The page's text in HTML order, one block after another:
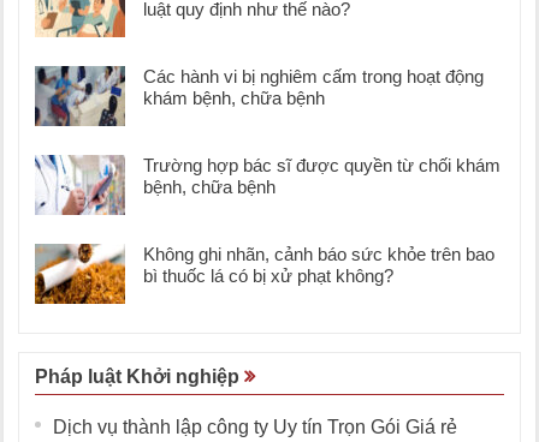
luật quy định như thế nào?
Các hành vi bị nghiêm cấm trong hoạt động
khám bệnh, chữa bệnh
Trường hợp bác sĩ được quyền từ chối khám
bệnh, chữa bệnh
Không ghi nhãn, cảnh báo sức khỏe trên bao
bì thuốc lá có bị xử phạt không?
Pháp luật Khởi nghiệp
Dịch vụ thành lập công ty Uy tín Trọn Gói Giá rẻ